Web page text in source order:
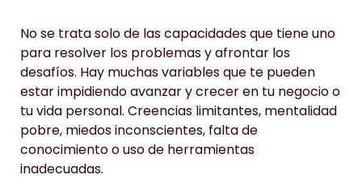
No se trata solo de las capacidades que tiene uno
para resolver los problemas y afrontar los
desafíos. Hay muchas variables que te pueden
estar impidiendo avanzar y crecer en tu negocio o
tu vida personal. Creencias limitantes, mentalidad
pobre, miedos inconscientes, falta de
conocimiento o uso de herramientas
inadecuadas.